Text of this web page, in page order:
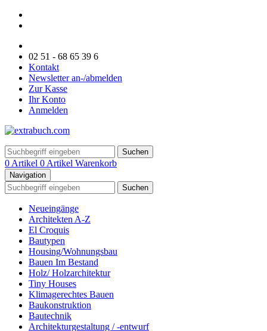
02 51 - 68 65 39 6
Kontakt
Newsletter an-/abmelden
Zur Kasse
Ihr Konto
Anmelden
Suchen
0 Artikel 0 Artikel Warenkorb
Navigation
Suchen
Neueingänge
Architekten A-Z
El Croquis
Bautypen
Housing/Wohnungsbau
Bauen Im Bestand
Holz/ Holzarchitektur
Tiny Houses
Klimagerechtes Bauen
Baukonstruktion
Bautechnik
Architekturgestaltung / -entwurf